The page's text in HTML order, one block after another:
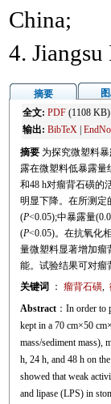
China;
4.
摘要
全文: PDF(1108 KB)
输出: BibTeX|
摘要 为探究微塑料
露在微塑料低暴露量
和48 h对瘤背石磺的
明显下降。在所测定
(P<0.05);中暴露量
(P<0.05)。在抗氧化
量微塑料显著增加瘤
能。试验结果可对瘤
关键词
： 瘤背石磺,
Abstract：In order to
kept in a 70 cm×50
mass/sediment mass),
h, 24 h, and 48 h on
showed that weak
and lipase (LPS) in